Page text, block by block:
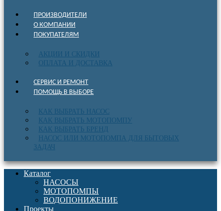
ПРОИЗВОДИТЕЛИ
О КОМПАНИИ
ПОКУПАТЕЛЯМ
АКЦИИ И СКИДКИ
ОПЛАТА И ДОСТАВКА
СЕРВИС И РЕМОНТ
ПОМОЩЬ В ВЫБОРЕ
КАК ВЫБРАТЬ НАСОС
КАК ВЫБРАТЬ МОТОПОМПУ
КАК ВЫБРАТЬ БРЕНД
НАСОС ИЛИ МОТОПОМПА ДЛЯ БЫТОВЫХ
ЗАДАЧ
Каталог
НАСОСЫ
МОТОПОМПЫ
ВОДОПОНИЖЕНИЕ
Проекты